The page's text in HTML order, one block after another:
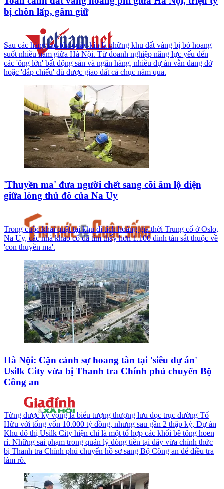
bị chôn lấp, găm giữ
Sau các hàng rào tôn quây kín là những khu đất vàng bị bỏ hoang
suốt nhiều năm giữa Hà Nội. Từ doanh nghiệp năng lực yếu đến
các 'ông lớn' bất động sản và ngân hàng, nhiều dự án vẫn dang dở
hoặc 'đắp chiếu' dù được giao đất cả chục năm qua.
'Thuyền ma' đưa người chết sang cõi âm lộ diện
giữa lòng thủ đô của Na Uy
Trong cuộc khai quật tại khu di tích hoàng gia thời Trung cổ ở Oslo,
Na Uy, các nhà khảo cổ đã tìm thấy hơn 1.100 đinh tán sắt thuộc về
'con thuyền ma'.
Hà Nội: Cận cảnh sự hoang tàn tại 'siêu dự án'
Usilk City vừa bị Thanh tra Chính phủ chuyển Bộ
Công an
Từng được kỳ vọng là biểu tượng thượng lưu dọc trục đường Tố
Hữu với tổng vốn 10.000 tỷ đồng, nhưng sau gần 2 thập kỷ, Dự án
Khu đô thị Usilk City hiện chỉ là một tổ hợp các khối bê tông hoen
rỉ. Những sai phạm trong quản lý dòng tiền tại đây vừa chính thức
bị Thanh tra Chính phủ chuyển hồ sơ sang Bộ Công an để điều tra
làm rõ.